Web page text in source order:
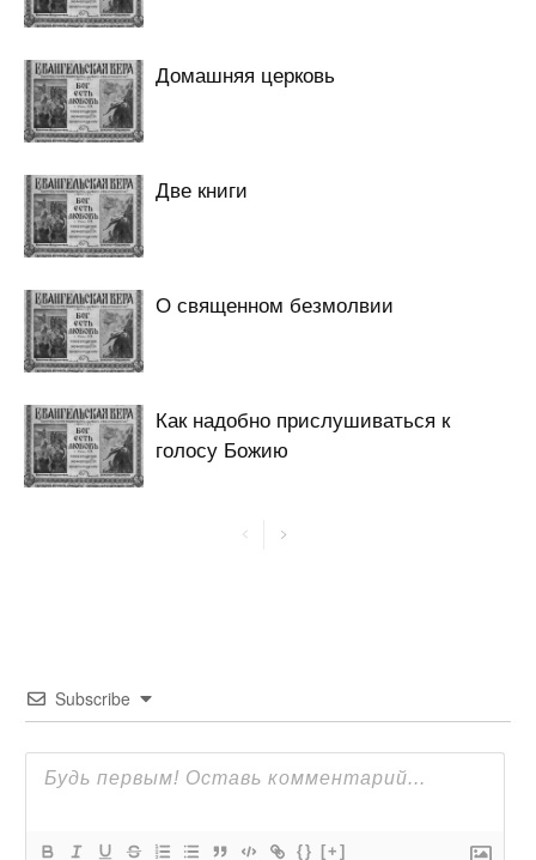
Домашняя церковь
Две книги
О священном безмолвии
Как надобно прислушиваться к
голосу Божию
Subscribe
{} [+]